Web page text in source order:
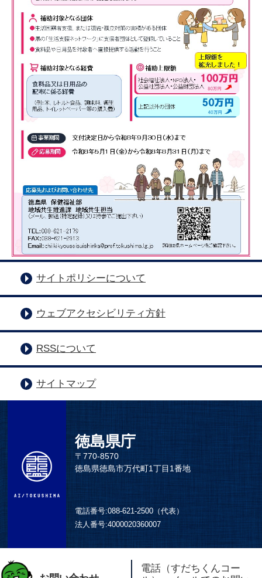
サイトポリシーについて
ウェブアクセシビリティ方針
RSSについて
サイトマップ
徳島県庁
〒770-8570
徳島県徳島市万代町1丁目1番地
電話番号:088-621-2500（代表）
法人番号:4000020360007
電話（すだちくんコー